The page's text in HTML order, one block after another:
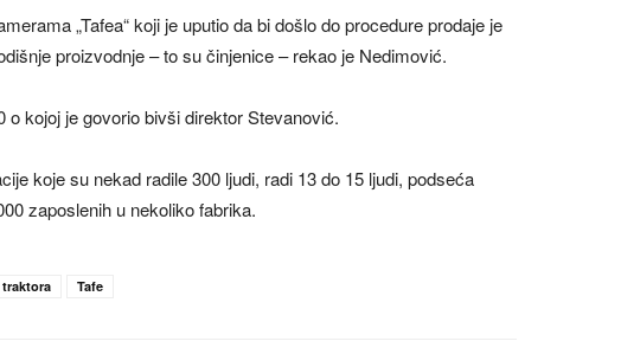
„Tafea“ koji je uputio da bi došlo do procedure prodaje je
proizvodnje – to su činjenice – rekao je Nedimović.
kojoj je govorio bivši direktor Stevanović.
koje su nekad radile 300 ljudi, radi 13 do 15 ljudi, podseća
zaposlenih u nekoliko fabrika.
Tafe